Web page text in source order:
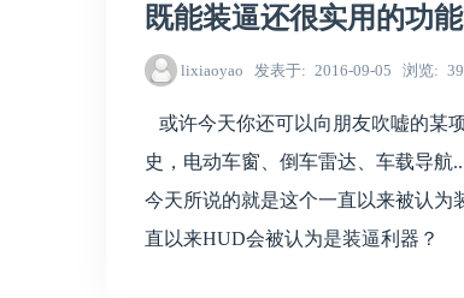
既能装逼还很实用的功
lixiaoyao 发表于 2016-09-05 浏览
或许今天你还可以向朋友吹嘘的某
史，电动车窗、倒车雷达、车载导
今天所说的就是这个一直以来被认
直以来HUD会被认为是装逼利器